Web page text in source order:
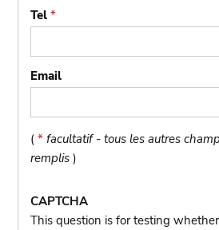
Tel*
Email
(* facultatif - tous les autres
remplis )
CAPTCHA
This question is for testing